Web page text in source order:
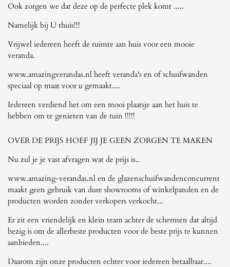
Ook zorgen we dat deze op de perfecte plek komt .....
Namelijk bij U thuis!!!
Vrijwel iedereen heeft de ruimte aan huis voor een mooie
veranda.
www.amazingverandas.nl heeft veranda's en of schuifwanden
speciaal op maat voor u gemaakt....
Iedereen verdiend het om een mooi plaatsje aan het huis te
hebben om te genieten van de tuin !!!!!
OVER DE PRIJS HOEF JIJ JE GEEN ZORGEN TE MAKEN
Nu zul je je vast afvragen wat de prijs is..
www.amazing-verandas.nl en de glazenschuifwandenconcurrent
maakt geen gebruik van dure showrooms of winkelpanden en de
producten worden zonder verkopers verkocht...
Er zit een vriendelijk en klein team achter de schermen dat altijd
bezig is om de allerbeste producten voor de beste prijs te kunnen
aanbieden....
Daarom zijn onze producten echter voor iedereen betaalbaar....